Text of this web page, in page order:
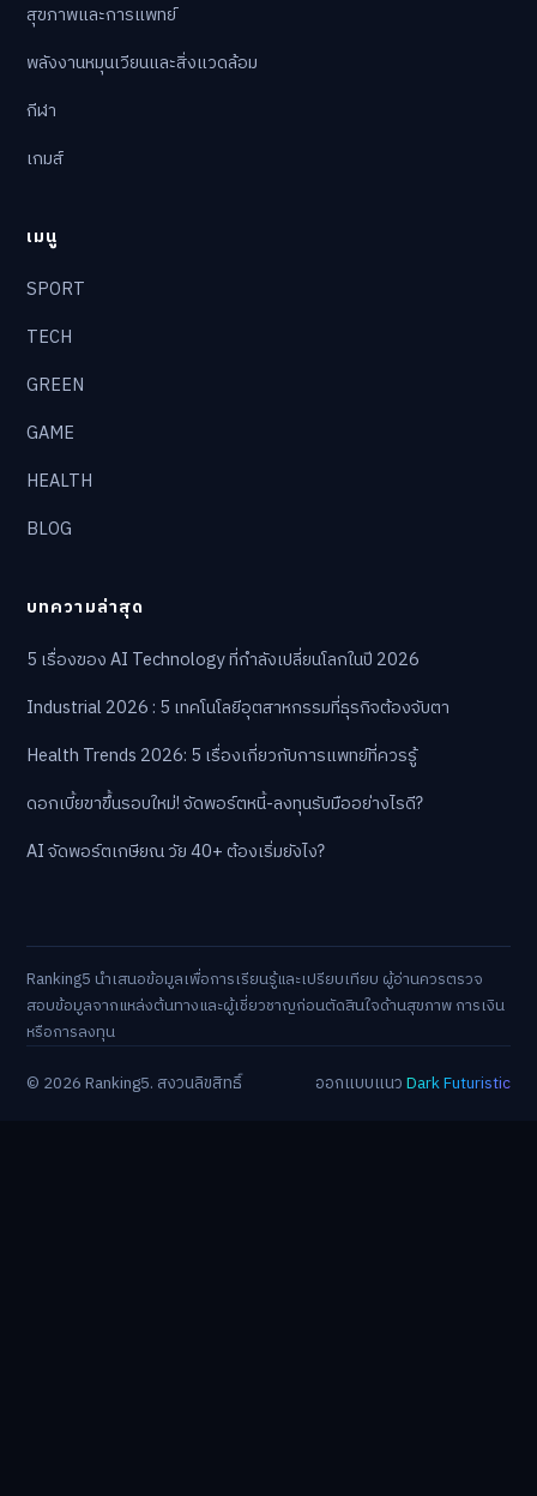
สุขภาพและการแพทย์
พลังงานหมุนเวียนและสิ่งแวดล้อม
กีฬา
เกมส์
เมนู
SPORT
TECH
GREEN
GAME
HEALTH
BLOG
บทความล่าสุด
5 เรื่องของ AI Technology ที่กำลังเปลี่ยนโลกในปี 2026
Industrial 2026 : 5 เทคโนโลยีอุตสาหกรรมที่ธุรกิจต้องจับตา
Health Trends 2026: 5 เรื่องเกี่ยวกับการแพทย์ที่ควรรู้
ดอกเบี้ยขาขึ้นรอบใหม่! จัดพอร์ตหนี้-ลงทุนรับมืออย่างไรดี?
AI จัดพอร์ตเกษียณ วัย 40+ ต้องเริ่มยังไง?
Ranking5 นำเสนอข้อมูลเพื่อการเรียนรู้และเปรียบเทียบ ผู้อ่านควรตรวจ
สอบข้อมูลจากแหล่งต้นทางและผู้เชี่ยวชาญก่อนตัดสินใจด้านสุขภาพ การเงิน
หรือการลงทุน
© 2026 Ranking5. สงวนลิขสิทธิ์
ออกแบบแนวDark Futuristic